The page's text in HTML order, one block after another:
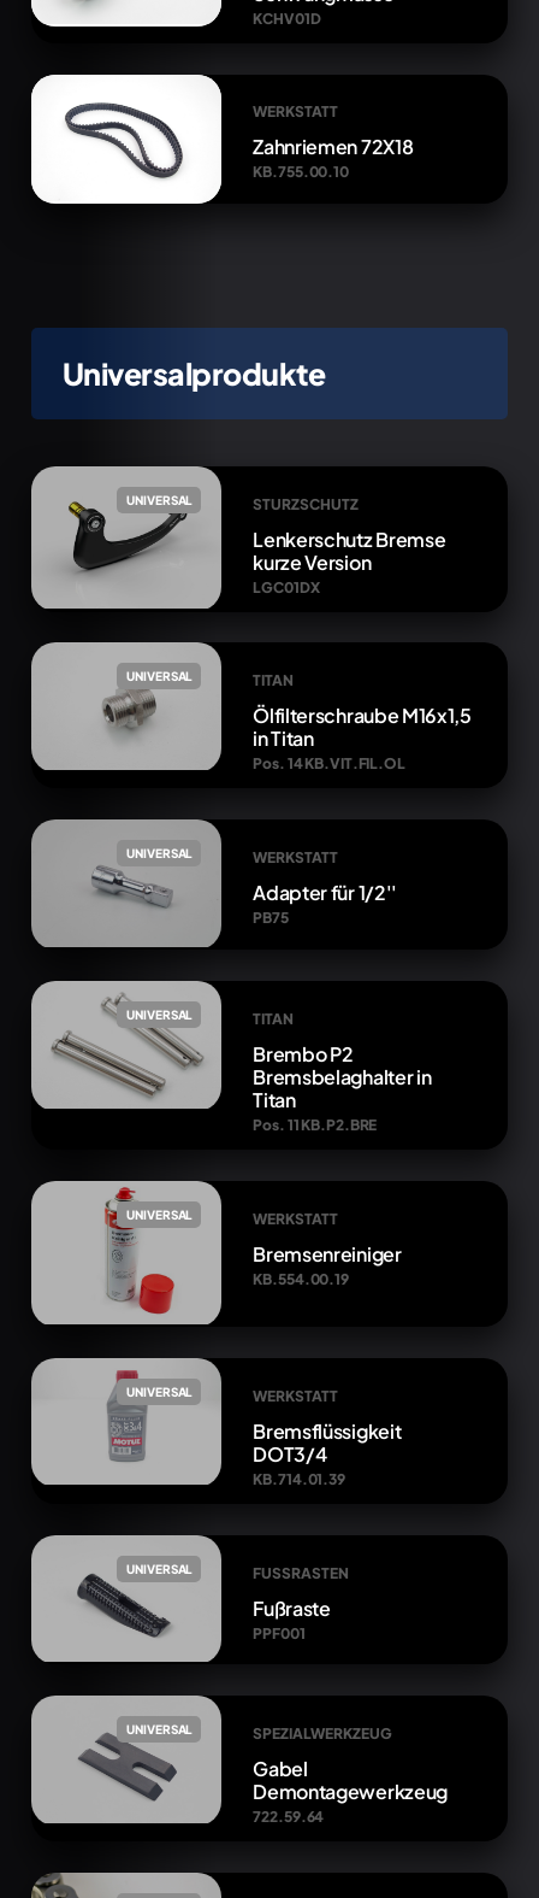
KCHV01D
WERKSTATT
Zahnriemen 72X18
KB.755.00.10
Universalprodukte
UNIVERSAL STURZSCHUTZ
Lenkerschutz Bremse
kurze Version
LGC01DX
UNIVERSAL TITAN
Ölfilterschraube M16x1,5
in Titan
Pos. 14 KB.VIT.FIL.OL
UNIVERSAL WERKSTATT
Adapter für 1/2''
PB75
UNIVERSAL TITAN
Brembo P2
Bremsbelaghalter in
Titan
Pos. 11 KB.P2.BRE
UNIVERSAL WERKSTATT
Bremsenreiniger
KB.554.00.19
UNIVERSAL WERKSTATT
Bremsflüssigkeit
DOT3/4
KB.714.01.39
UNIVERSAL FUSSRASTEN
Fußraste
PPF001
UNIVERSAL SPEZIALWERKZEUG
Gabel
Demontagewerkzeug
722.59.64